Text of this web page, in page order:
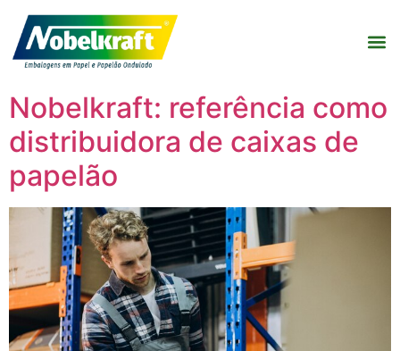
Nobelkraft: referência como
distribuidora de caixas de
papelão